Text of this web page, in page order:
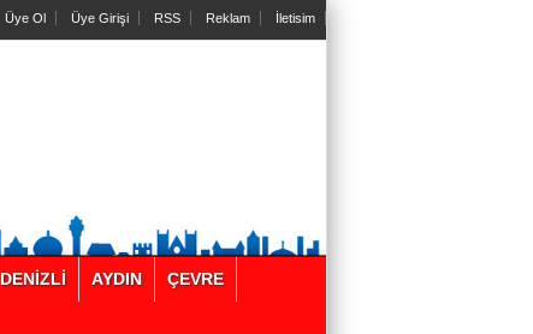
Üye Ol Üye Girişi RSS Reklam İletisim
DENİZLİ AYDIN ÇEVRE
Çocuklarda Enerji İçeceği Kullanım
Sıklığına Acil Önlem Alınmalı
Sizin Köşeniz